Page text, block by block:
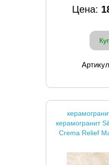
Цена:
керамогранит
Crema Relief